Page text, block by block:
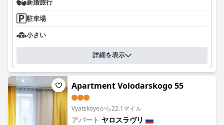
駐車場
小さい
詳細を表示
Apartment Volodarskogo 55
Vyatskoyeから22.1マイル
アパート ヤロスラヴリ